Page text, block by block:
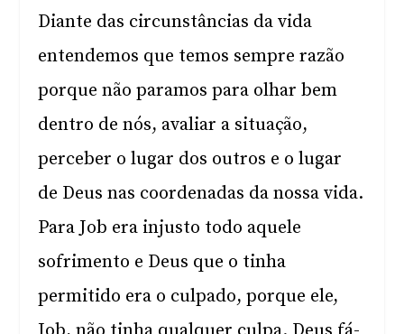
Diante das circunstâncias da vida
entendemos que temos sempre razão
porque não paramos para olhar bem
dentro de nós, avaliar a situação,
perceber o lugar dos outros e o lugar
de Deus nas coordenadas da nossa vida.
Para Job era injusto todo aquele
sofrimento e Deus que o tinha
permitido era o culpado, porque ele,